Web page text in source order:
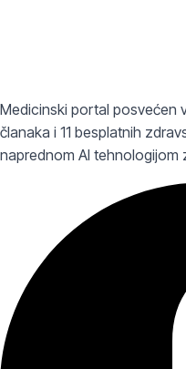
Medicinski portal posvećen
članaka i 11 besplatnih
naprednom AI tehnologijom